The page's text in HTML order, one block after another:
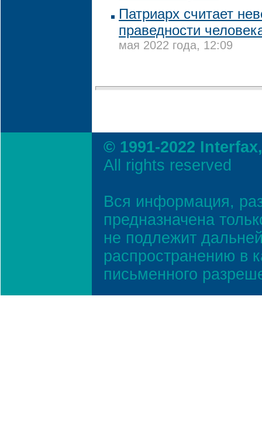
Патриарх считает
праведности
мая 2022 года, 12:09
© 1991-2022
All rights reserved
Вся информация,
предназначена
не подлежит
распространению в
письменного